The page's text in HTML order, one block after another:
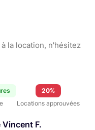
la location, n'hésitez
20%
Locations approuvées
F.